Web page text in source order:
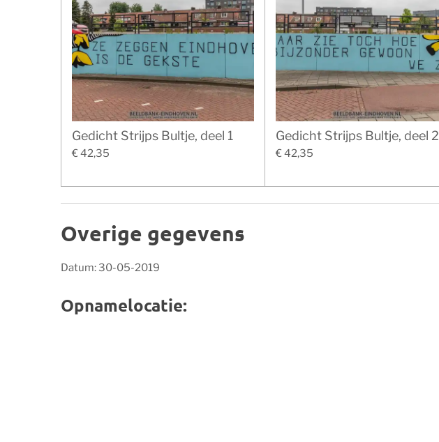
Gedicht Strijps Bultje, deel 1
€ 42,35
Gedicht Strijps Bultje, deel 2
€ 42,35
Overige gegevens
Datum: 30-05-2019
Opnamelocatie: